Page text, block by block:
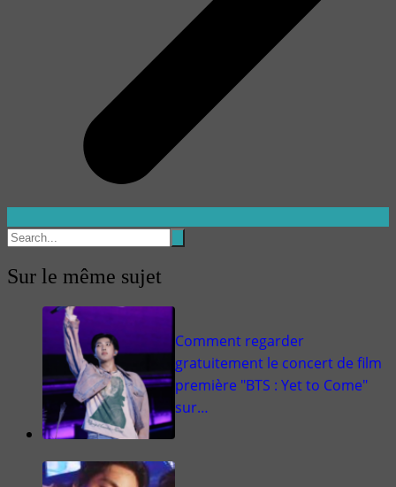
Sur le même sujet
Comment regarder
gratuitement le concert de film
première "BTS : Yet to Come"
sur…